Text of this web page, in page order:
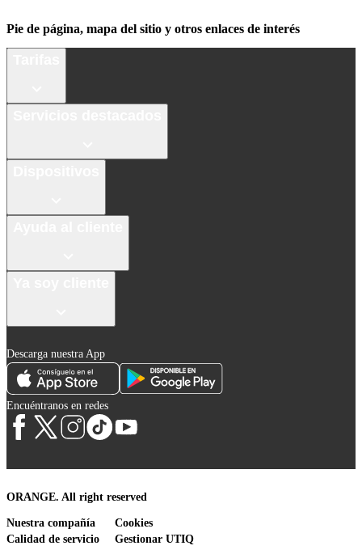
Pie de página, mapa del sitio y otros enlaces de interés
Descarga nuestra App
Encuéntranos en redes
ORANGE. All right reserved
Nuestra compañía
Calidad de servicio
Cookies
Gestionar UTIQ